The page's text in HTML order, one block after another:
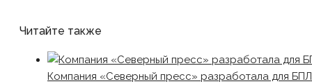
Читайте также
Компания «Северный пресс» разработала для